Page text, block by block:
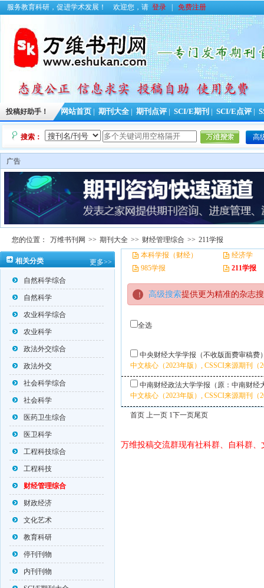
服务教育科研，促进学术发展！ 欢迎您，请 登录 免费注册
投稿好助手！ 网站首页 期刊大全 期刊点评 SCI/E期刊 SCI/E点评
搜索： 高
广告
您的位置： 万维书刊网 >> 期刊大全 >> 财经管理综合 >> 211学报
相关分类 更多>>
自然科学综合
自然科学
农业科学综合
农业科学
政法外交综合
政法外交
社会科学综合
社会科学
医药卫生综合
医卫科学
工程科技综合
工程科技
财经管理综合
财政经济
文化艺术
教育科研
停刊刊物
内刊刊物
本科学报（财经）
经济学
985学报
211学报
高级搜索提供更为精准的杂志
全选
中央财经大学学报（不收版面费审稿
中文核心（2023年版）, CSSCI来源期刊（
中南财经政法大学学报（原：中南财
中文核心（2023年版）, CSSCI来源期刊（
首页 上一页 1下一页尾页
万维投稿交流群现有社科群、自科群